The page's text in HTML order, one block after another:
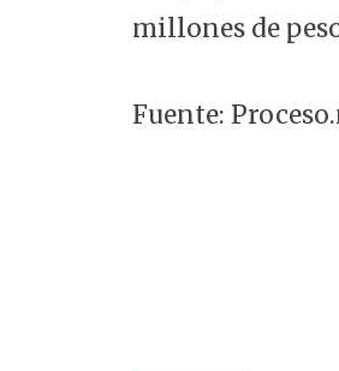
millones de
Fuente: